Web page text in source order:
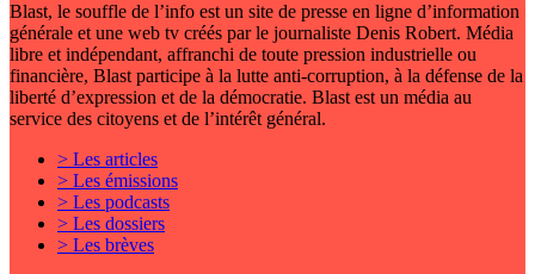
Blast, le souffle de l’info est un site de presse en ligne d’information
générale et une web tv créés par le journaliste Denis Robert. Média
libre et indépendant, affranchi de toute pression industrielle ou
financière, Blast participe à la lutte anti-corruption, à la défense de la
liberté d’expression et de la démocratie. Blast est un média au
service des citoyens et de l’intérêt général.
> Les articles
> Les émissions
> Les podcasts
> Les dossiers
> Les brèves